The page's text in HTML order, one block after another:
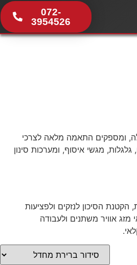
072-
3954526
ומספקים התאמה מלאה לצרכי
מגשי איסוף, ומערכות סינון
הקטנת הסיכון לנזקים ולפציעות
אוויר משתנים ולעבודה